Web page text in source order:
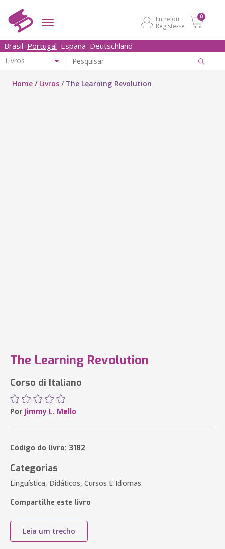
Entre ou
Registe-se
0
Brasil Portugal España Deutschland
Home / Livros / The Learning Revolution
The Learning Revolution
Corso di Italiano
Por Jimmy L. Mello
Código do livro: 3182
Categorias
Linguística, Didáticos, Cursos E Idiomas
Compartilhe este livro
Leia um trecho